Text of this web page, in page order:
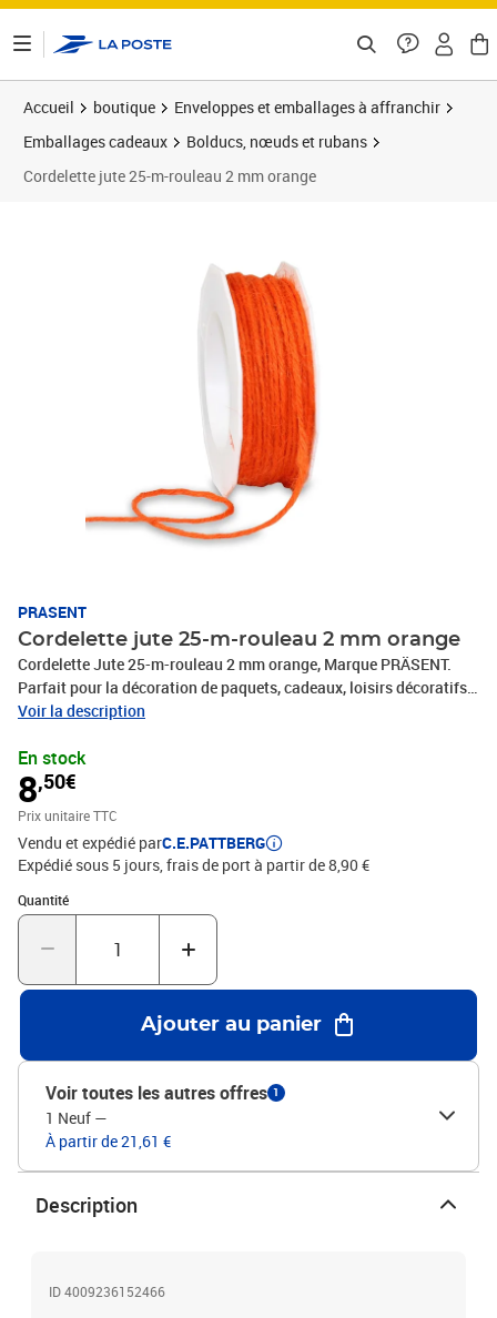
Accueil boutique
Enveloppes et emballages à affranchir
Emballages cadeaux
Bolducs, nœuds et rubans
Cordelette jute 25-m-rouleau 2 mm orange
PRASENT
Cordelette jute 25-m-rouleau 2 mm orange
Cordelette Jute 25-m-rouleau 2 mm orange, Marque PRÄSENT.
Parfait pour la décoration de paquets, cadeaux, loisirs décoratifs
et tous vos projets DIY. Nos produits sont fabriqués en Allemagne
occasions : que ce soit pour un anniversaire, un baptême, une
communion, Noël, le Nouvel An ou même pour Pâques – ce
fabuleux accessoire rend rapidement les emballages cadeaux
beaux et attrayants.
Voir la description
En stock
8,50€
Prix unitaire TTC
Vendu et expédié parC.E.PATTBERG
Expédié sous 5 jours, frais de port à partir de 8,90 €
Quantité
Quantité : 1
Ajouter au panier
Voir toutes les autres offres 1
1 Neuf —
À partir de 21,61 €
Description
ID 4009236152466